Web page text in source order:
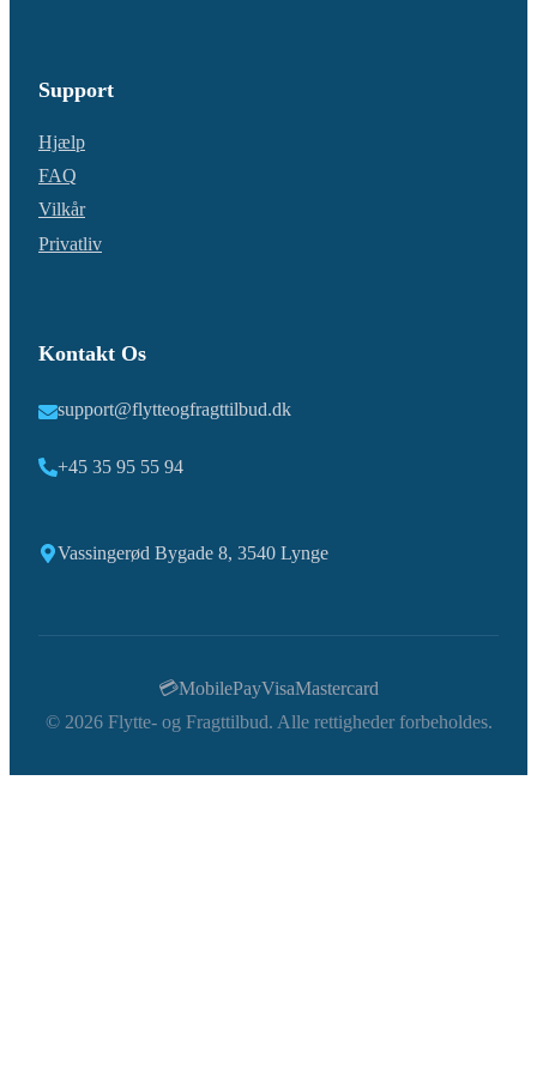
Support
Hjælp
FAQ
Vilkår
Privatliv
Kontakt Os
support@flytteogfragttilbud.dk
+45 35 95 55 94
Vassingerød Bygade 8, 3540 Lynge
© 2026Flytte- og Fragttilbud. Alle rettigheder forbeholdes.
💳MobilePayVisaMastercard